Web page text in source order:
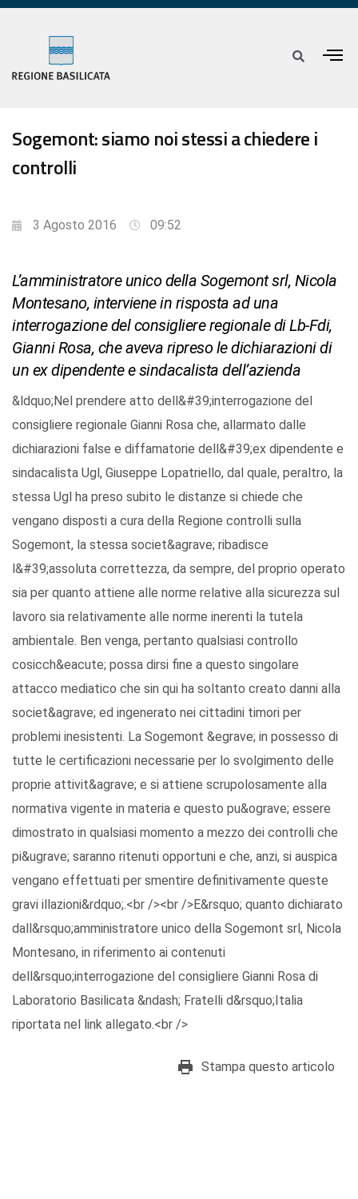
Sogemont: siamo noi stessi a chiedere i
controlli
3 Agosto 2016 09:52
L’amministratore unico della Sogemont srl, Nicola
Montesano, interviene in risposta ad una
interrogazione del consigliere regionale di Lb-Fdi,
Gianni Rosa, che aveva ripreso le dichiarazioni di
un ex dipendente e sindacalista dell’azienda
&ldquo;Nel prendere atto dell&#39;interrogazione del
consigliere regionale Gianni Rosa che, allarmato dalle
dichiarazioni false e diffamatorie dell&#39;ex dipendente e
sindacalista Ugl, Giuseppe Lopatriello, dal quale, peraltro, la
stessa Ugl ha preso subito le distanze si chiede che
vengano disposti a cura della Regione controlli sulla
Sogemont, la stessa societ&agrave; ribadisce
l&#39;assoluta correttezza, da sempre, del proprio operato
sia per quanto attiene alle norme relative alla sicurezza sul
lavoro sia relativamente alle norme inerenti la tutela
ambientale. Ben venga, pertanto qualsiasi controllo
cosicch&eacute; possa dirsi fine a questo singolare
attacco mediatico che sin qui ha soltanto creato danni alla
societ&agrave; ed ingenerato nei cittadini timori per
problemi inesistenti. La Sogemont &egrave; in possesso di
tutte le certificazioni necessarie per lo svolgimento delle
proprie attivit&agrave; e si attiene scrupolosamente alla
normativa vigente in materia e questo pu&ograve; essere
dimostrato in qualsiasi momento a mezzo dei controlli che
pi&ugrave; saranno ritenuti opportuni e che, anzi, si auspica
vengano effettuati per smentire definitivamente queste
gravi illazioni&rdquo;.<br /><br />E&rsquo; quanto dichiarato
dall&rsquo;amministratore unico della Sogemont srl, Nicola
Montesano, in riferimento ai contenuti
dell&rsquo;interrogazione del consigliere Gianni Rosa di
Laboratorio Basilicata &ndash; Fratelli d&rsquo;Italia
riportata nel link allegato.<br />
Stampa questo articolo